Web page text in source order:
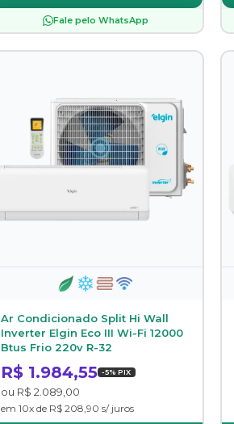
Fale pelo WhatsApp
Ar Condicionado Split Hi Wall
Inverter Elgin Eco III Wi-Fi 12000
Btus Frio 220v R-32
R$ 1.984,55 -5% PIX
ou R$ 2.089,00
em 10x de R$ 208,90 s/ juros